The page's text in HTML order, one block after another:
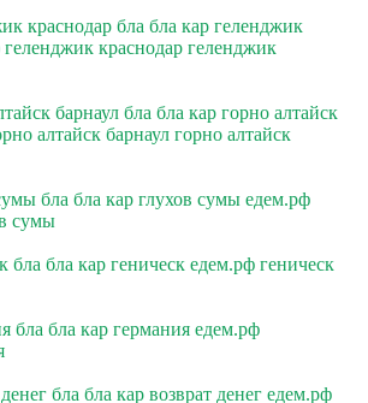
краснодар бла бла кар геленджик
краснодар геленджик
барнаул бла бла кар горно алтайск
алтайск барнаул горно алтайск
бла бла кар глухов сумы едем.рф
сумы
бла бла кар геническ едем.рф геническ
бла бла кар германия едем.рф
бла бла кар возврат денег едем.рф